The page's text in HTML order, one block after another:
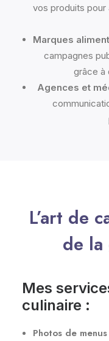
vos produits pour
Marques
campagnes
grâce à
Agences et
L’art de
de la
Mes
culinaire :
Photos de